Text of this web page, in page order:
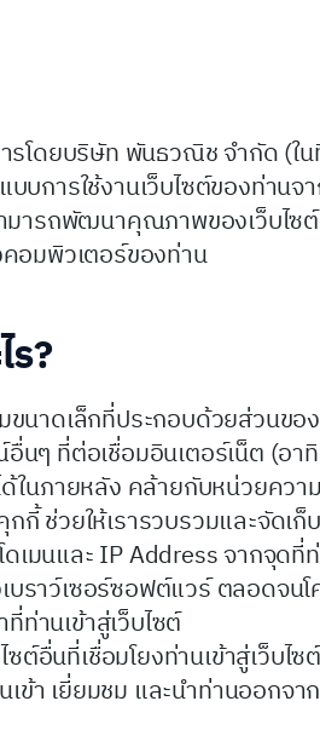
รโดยบริษัท พันธวณิช จำกัด (ใ
บการใช้งานเว็บไซต์ของท่าน
มารถพัฒนาคุณภาพของเว็บไซ
อมพิวเตอร์ของท่าน
?
นาดเล็กที่ประกอบด้วยส่วนขอ
ๆ ที่ต่อเชื่อมอินเตอร์เน็ต (อา
ในภายหลัง คล้ายกับหน่วยควา
กี้ ช่วยให้เรารวบรวมและจัดเ
ดเมนและ IP Address จากจุดที่
บราว์เซอร์ซอฟต์แวร์ ตลอดจน
ท่านเข้าสู่เว็บไซต์
ต์อื่นที่เชื่อมโยงท่านเข้าสู่เว็บไซ
เข้า เยี่ยมชม และนำท่านออกจา